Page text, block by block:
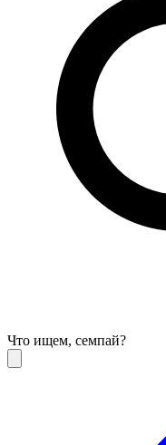
Что ищем, семпай?